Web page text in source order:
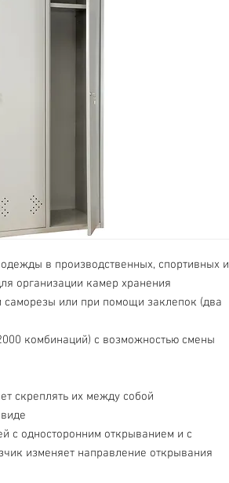
в производственных, спортивных и
организации камер хранения
скреплять их между собой
изменяет направление открывания